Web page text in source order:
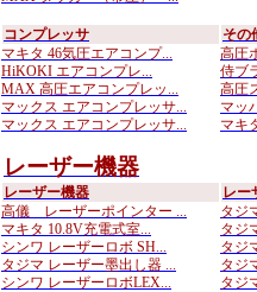
コンプレッサ
マキタ 46気圧エアコンプ...
HiKOKI エアコンプレ...
MAX 高圧エアコンプレッ...
マックス エアコンプレッサ...
マックス エアコンプレッサ...
その
高圧
侍ブ
高圧
マッ
マキ
レーザー機器
レーザー機器
高儀 レーザーポインター ...
マキタ 10.8V充電式室...
シンワ レーザーロボ SH...
タジマ レーザー墨出し器 ...
シンワ レーザーロボLEX...
レー
タジ
タジ
タジ
タジ
タジ